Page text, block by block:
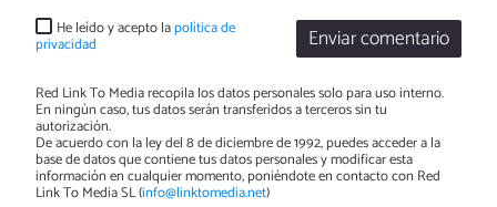
Enviar comentario
He leído y acepto lapolítica de
privacidad
Red Link To Media recopila los datos personales solo para uso interno.
En ningún caso, tus datos serán transferidos a terceros sin tu
autorización.
De acuerdo con la ley del 8 de diciembre de 1992, puedes acceder a la
base de datos que contiene tus datos personales y modificar esta
información en cualquier momento, poniéndote en contacto con Red
Link To Media SL (info@linktomedia.net)